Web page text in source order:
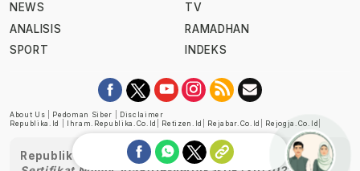
NEWS
ANALISIS
SPORT
TV
RAMADHAN
INDEKS
About Us Pedoman Siber
Disclaimer
Republika.id
Ihram.republika.co.id Retizen.id Rejabar.co.id Rejogja.co.id
Republika telah diverifikasi oleh Dewan Pers